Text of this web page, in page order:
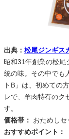
出典： 松尾ジンギス
昭和31年創業の松尾
統の味。その中でも
トB」は、初めての
レで、羊肉特有のク
す。
価格帯：
おためし
おすすめポイント：